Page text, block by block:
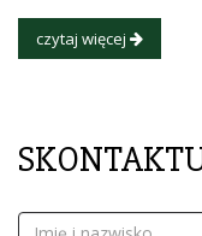
czytaj więcej
Imię